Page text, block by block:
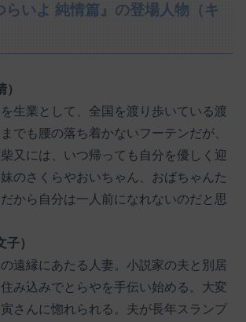
らいよ 純情篇』の登場人物（キ
生業として、全国を渡り歩いている渡
でも腰の落ち着かないフーテンだが、
又には、いつ帰っても自分を優しく迎
のさくらやおいちゃん、おばちゃんた
から自分は一人前になれないのだと思
）
遠縁にあたる人妻。小説家の夫と別居
住み込みでとらやを手伝い始める。大変
さんに惚れられる。夫が長年スランプ